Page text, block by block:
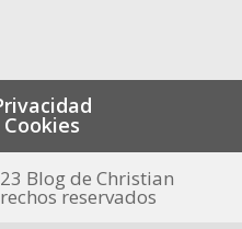
Blog de Christian
reservados